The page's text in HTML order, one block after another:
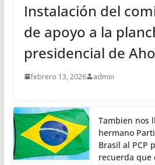
Instalación del
de apoyo a la
presidencial de
febrero 13, 2026 admin
Tambien nos
hermano
Brasil al PCP
recuerda que